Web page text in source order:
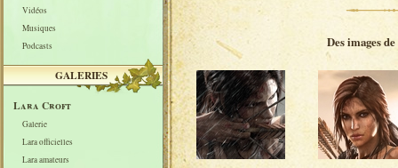
Vidéos
Musiques
Podcasts
GALERIES
Lara Croft
Galerie
Lara officielles
Lara amateurs
Des images